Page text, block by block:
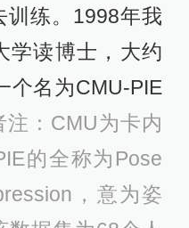
训练。1998年我
学读博士，大约
个名为CMU-PIE
注：CMU为卡内
的全称为Pose
，意为姿